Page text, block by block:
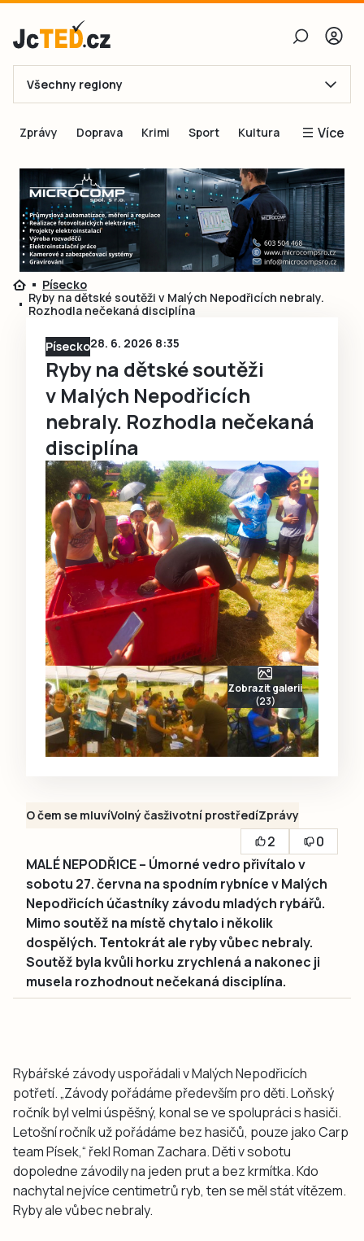
E-mail
Obnovit heslo
Přihlásit se
Přihlásit se přes Facebook
Ještě nemám účet, chci seRegistrovat
Všechny regiony
Zprávy Doprava Krimi Sport Kultura Více
Blogy
Inspirace
Čtenáři píší
Speciální přílohy
Inzerce
Písecko
Ryby na dětské soutěži v Malých Nepodřicích nebraly.
Rozhodla nečekaná disciplína
Písecko28. 6. 2026 8:35
Ryby na dětské soutěži
v Malých Nepodřicích
nebraly. Rozhodla nečekaná
disciplína
Zobrazit galerii
(23)
O čem se mluvíVolný časživotní prostředíZprávy
2
0
MALÉ NEPODŘICE – Úmorné vedro přivítalo v
sobotu 27. června na spodním rybníce v Malých
Nepodřicích účastníky závodu mladých rybářů.
Mimo soutěž na místě chytalo i několik
dospělých. Tentokrát ale ryby vůbec nebraly.
Soutěž byla kvůli horku zrychlená a nakonec ji
musela rozhodnout nečekaná disciplína.
Rybářské závody uspořádali v Malých Nepodřicích
potřetí. „Závody pořádáme především pro děti. Loňský
ročník byl velmi úspěšný, konal se ve spolupráci s hasiči.
Letošní ročník už pořádáme bez hasičů, pouze jako Carp
team Písek,“ řekl Roman Zachara. Děti v sobotu
dopoledne závodily na jeden prut a bez krmítka. Kdo
nachytal nejvíce centimetrů ryb, ten se měl stát vítězem.
Ryby ale vůbec nebraly.